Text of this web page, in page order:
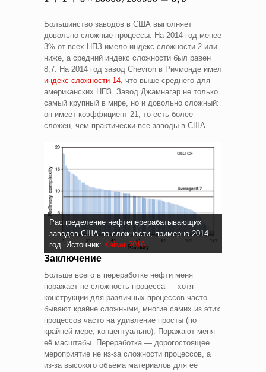
Большинство заводов в США выполняет
довольно сложные процессы. На 2014 год менее
3% от всех НПЗ имело индекс сложности 2 или
ниже, а средний индекс сложности был равен
8,7. На 2014 год завод Chevron в Ричмонде имел
индекс сложности 14 , что выше среднего для
американских НПЗ. Завод Джамнагар не только
самый крупный в мире, но и довольно сложный:
он имеет коэффициент 21, то есть более
сложен, чем практически все заводы в США.
Распределение нефтеперерабатывающих
заводов США по сложности, примерно 2014
год. Источник: Kaiser 2016.
Заключение
Больше всего в переработке нефти меня
поражает не сложность процесса — хотя
конструкции для различных процессов часто
бывают крайне сложными, многие самих из этих
процессов часто на удивление просты (по
крайней мере, концептуально). Поражают меня
её масштабы. Переработка — дорогостоящее
мероприятие не из-за сложности процессов, а
из-за высокого объёма материалов для её